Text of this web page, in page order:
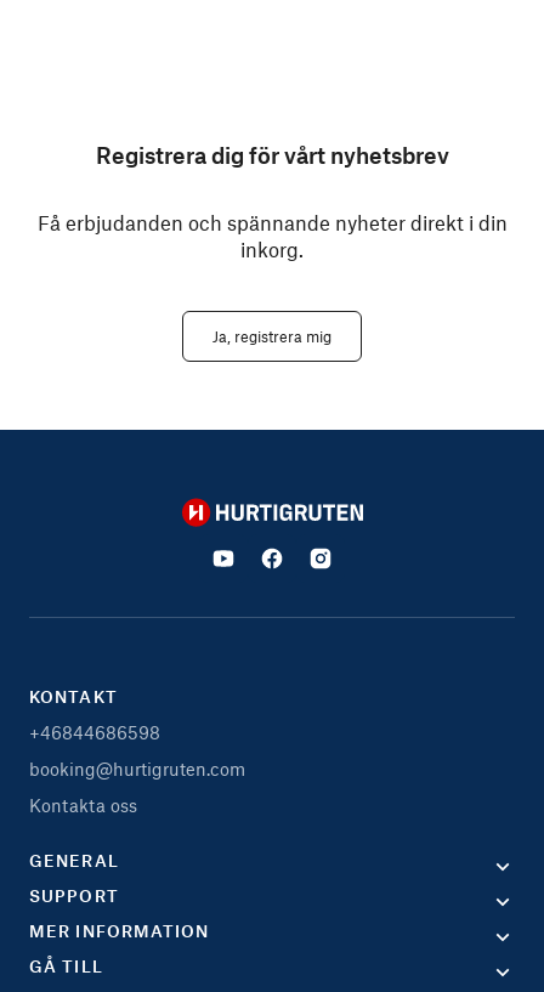
Registrera dig för vårt nyhetsbrev
Få erbjudanden och spännande nyheter direkt i din
inkorg.
Ja, registrera mig
Hurtigruten
KONTAKT
+46844686598
booking@hurtigruten.com
Kontakta oss
GENERAL
SUPPORT
MER INFORMATION
GÅ TILL